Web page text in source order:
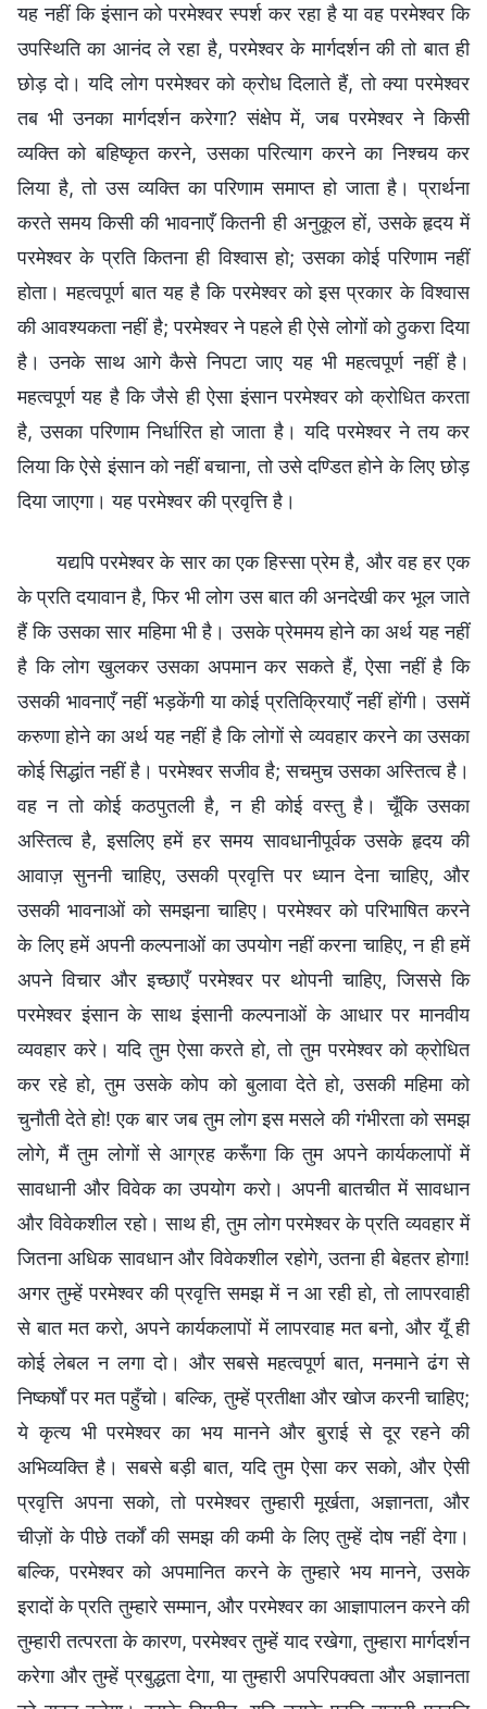
यह नहीं कि इंसान को परमेश्वर स्पर्श कर रहा है या वह परमेश्वर कि
उपस्थिति का आनंद ले रहा है, परमेश्वर के मार्गदर्शन की तो बात ही
छोड़ दो। यदि लोग परमेश्वर को क्रोध दिलाते हैं, तो क्या परमेश्वर
तब भी उनका मार्गदर्शन करेगा? संक्षेप में, जब परमेश्वर ने किसी
व्यक्ति को बहिष्कृत करने, उसका परित्याग करने का निश्चय कर
लिया है, तो उस व्यक्ति का परिणाम समाप्त हो जाता है। प्रार्थना
करते समय किसी की भावनाएँ कितनी ही अनुकूल हों, उसके हृदय में
परमेश्वर के प्रति कितना ही विश्वास हो; उसका कोई परिणाम नहीं
होता। महत्वपूर्ण बात यह है कि परमेश्वर को इस प्रकार के विश्वास
की आवश्यकता नहीं है; परमेश्वर ने पहले ही ऐसे लोगों को ठुकरा दिया
है। उनके साथ आगे कैसे निपटा जाए यह भी महत्वपूर्ण नहीं है।
महत्वपूर्ण यह है कि जैसे ही ऐसा इंसान परमेश्वर को क्रोधित करता
है, उसका परिणाम निर्धारित हो जाता है। यदि परमेश्वर ने तय कर
लिया कि ऐसे इंसान को नहीं बचाना, तो उसे दण्डित होने के लिए छोड़
दिया जाएगा। यह परमेश्वर की प्रवृत्ति है।
यद्यपि परमेश्वर के सार का एक हिस्सा प्रेम है, और वह हर एक
के प्रति दयावान है, फिर भी लोग उस बात की अनदेखी कर भूल जाते
हैं कि उसका सार महिमा भी है। उसके प्रेममय होने का अर्थ यह नहीं
है कि लोग खुलकर उसका अपमान कर सकते हैं, ऐसा नहीं है कि
उसकी भावनाएँ नहीं भड़केंगी या कोई प्रतिक्रियाएँ नहीं होंगी। उसमें
करुणा होने का अर्थ यह नहीं है कि लोगों से व्यवहार करने का उसका
कोई सिद्धांत नहीं है। परमेश्वर सजीव है; सचमुच उसका अस्तित्व है।
वह न तो कोई कठपुतली है, न ही कोई वस्तु है। चूँकि उसका
अस्तित्व है, इसलिए हमें हर समय सावधानीपूर्वक उसके हृदय की
आवाज़ सुननी चाहिए, उसकी प्रवृत्ति पर ध्यान देना चाहिए, और
उसकी भावनाओं को समझना चाहिए। परमेश्वर को परिभाषित करने
के लिए हमें अपनी कल्पनाओं का उपयोग नहीं करना चाहिए, न ही हमें
अपने विचार और इच्छाएँ परमेश्वर पर थोपनी चाहिए, जिससे कि
परमेश्वर इंसान के साथ इंसानी कल्पनाओं के आधार पर मानवीय
व्यवहार करे। यदि तुम ऐसा करते हो, तो तुम परमेश्वर को क्रोधित
कर रहे हो, तुम उसके कोप को बुलावा देते हो, उसकी महिमा को
चुनौती देते हो! एक बार जब तुम लोग इस मसले की गंभीरता को समझ
लोगे, मैं तुम लोगों से आग्रह करूँगा कि तुम अपने कार्यकलापों में
सावधानी और विवेक का उपयोग करो। अपनी बातचीत में सावधान
और विवेकशील रहो। साथ ही, तुम लोग परमेश्वर के प्रति व्यवहार में
जितना अधिक सावधान और विवेकशील रहोगे, उतना ही बेहतर होगा!
अगर तुम्हें परमेश्वर की प्रवृत्ति समझ में न आ रही हो, तो लापरवाही
से बात मत करो, अपने कार्यकलापों में लापरवाह मत बनो, और यूँ ही
कोई लेबल न लगा दो। और सबसे महत्वपूर्ण बात, मनमाने ढंग से
निष्कर्षों पर मत पहुँचो। बल्कि, तुम्हें प्रतीक्षा और खोज करनी चाहिए;
ये कृत्य भी परमेश्वर का भय मानने और बुराई से दूर रहने की
अभिव्यक्ति है। सबसे बड़ी बात, यदि तुम ऐसा कर सको, और ऐसी
प्रवृत्ति अपना सको, तो परमेश्वर तुम्हारी मूर्खता, अज्ञानता, और
चीज़ों के पीछे तर्कों की समझ की कमी के लिए तुम्हें दोष नहीं देगा।
बल्कि, परमेश्वर को अपमानित करने के तुम्हारे भय मानने, उसके
इरादों के प्रति तुम्हारे सम्मान, और परमेश्वर का आज्ञापालन करने की
तुम्हारी तत्परता के कारण, परमेश्वर तुम्हें याद रखेगा, तुम्हारा मार्गदर्शन
करेगा और तुम्हें प्रबुद्धता देगा, या तुम्हारी अपरिपक्वता और अज्ञानता